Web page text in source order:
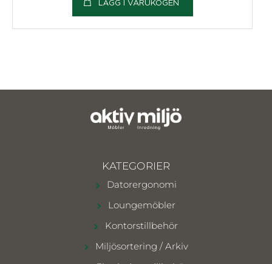
LÄGG I VARUKOGEN
KATEGORIER
Datorergonomi
Loungemöbler
Kontorstillbehör
Miljösortering / Arkiv